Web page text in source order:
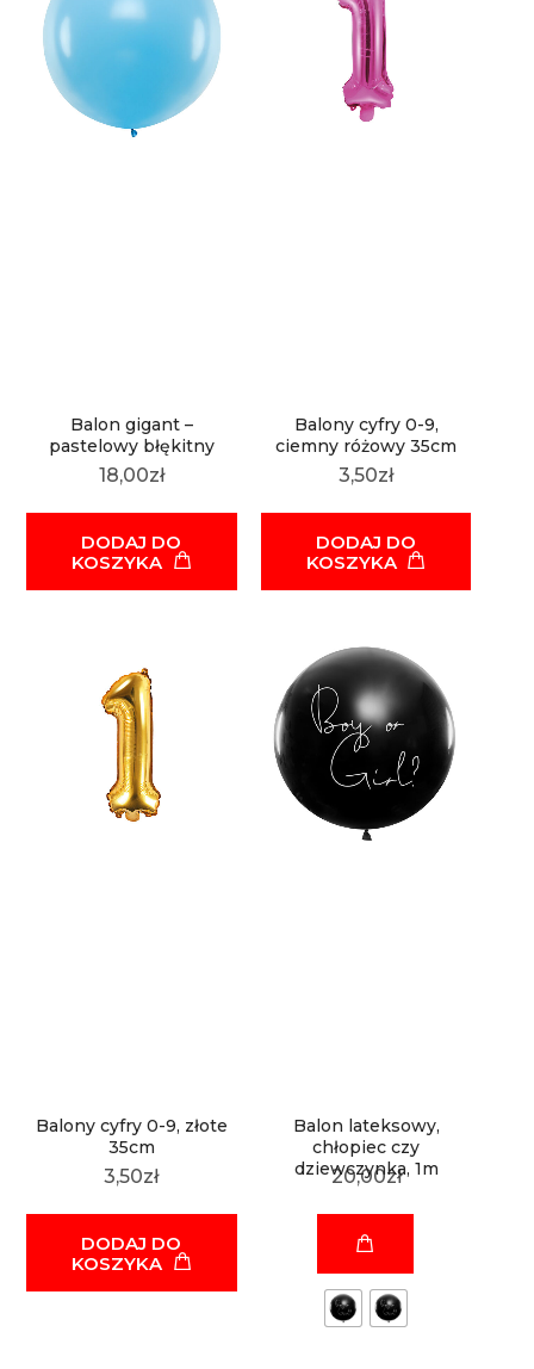
Balon gigant –
pastelowy błękitny
18,00zł
Balony cyfry 0-9,
ciemny różowy 35cm
3,50zł
Balony cyfry 0-9, złote
35cm
3,50zł
Balon lateksowy,
chłopiec czy
dziewczynka, 1m
20,00zł